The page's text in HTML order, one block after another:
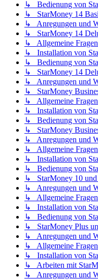
↳ Bedienung von
↳ StarMoney 14
↳ Anregungen und
↳ StarMoney 14
↳ Allgemeine
↳ Installation von
↳ Bedienung von
↳ StarMoney 14
↳ Anregungen und
↳ StarMoney
↳ Allgemeine Fragen
↳ Installation von
↳ Bedienung von
↳ StarMoney
↳ Anregungen und
↳ Allgemeine
↳ Installation von
↳ Bedienung von
↳ StarMoney 10 und
↳ Anregungen und
↳ Allgemeine
↳ Installation von
↳ Bedienung von
↳ StarMoney Plus
↳ Anregungen und
↳ Allgemeine Fragen
↳ Installation von
↳ Arbeiten mit
↳ Anregungen und